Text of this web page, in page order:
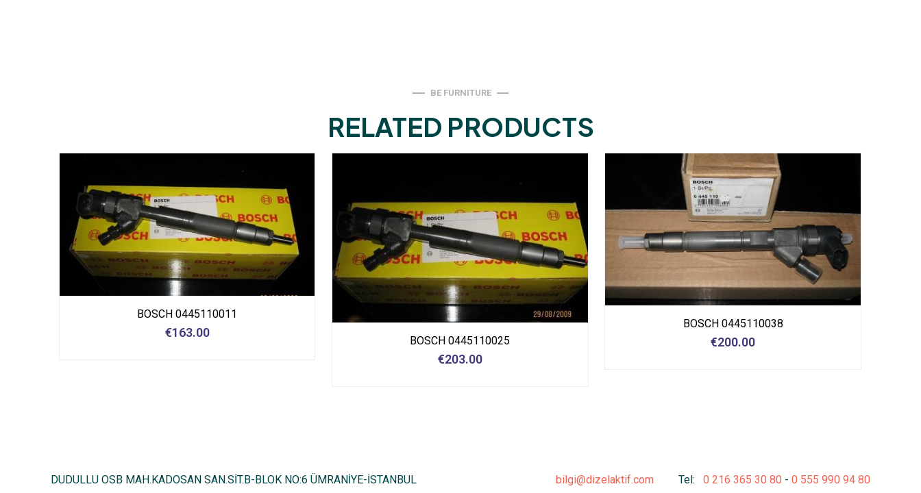
BE FURNITURE
RELATED PRODUCTS
BOSCH 0445110011
€163.00
BOSCH 0445110025
€203.00
BOSCH 0445110038
€200.00
DUDULLU OSB MAH.KADOSAN SAN.SİT.B-BLOK NO:6 ÜMRANİYE-İSTANBUL bilgi@dizelaktif.com Tel: 0 216 365 30 80 - 0 555 990 94 80